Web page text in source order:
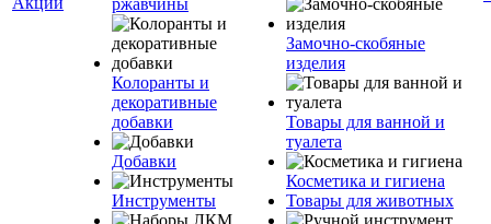
ржавчины
Колоранты и
декоративные
добавки
Добавки
Инструменты
Замочно-скобяные
изделия
Товары для ванной и
туалета
Косметика и гигиена
Товары для животных